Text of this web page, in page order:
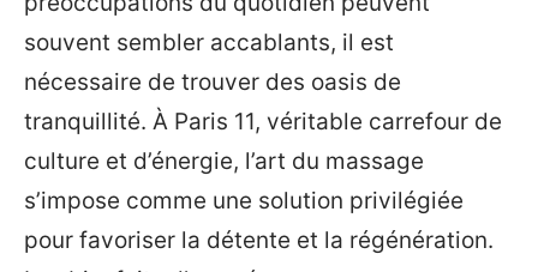
souvent sembler accablants, il est
nécessaire de trouver des oasis de
tranquillité. À Paris 11, véritable carrefour de
culture et d’énergie, l’art du massage
s’impose comme une solution privilégiée
pour favoriser la détente et la régénération.